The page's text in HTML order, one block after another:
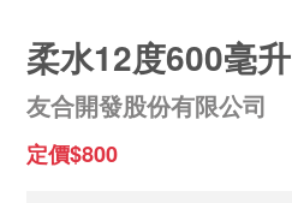
柔水12度600毫升
友合開發股份有限公司
定價$800